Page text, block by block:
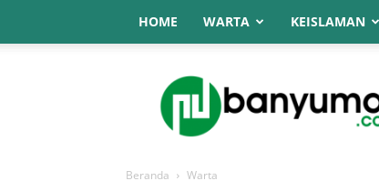
HOME WARTA KEISLAMAN
NU
Online
Banyumas
Beranda Warta